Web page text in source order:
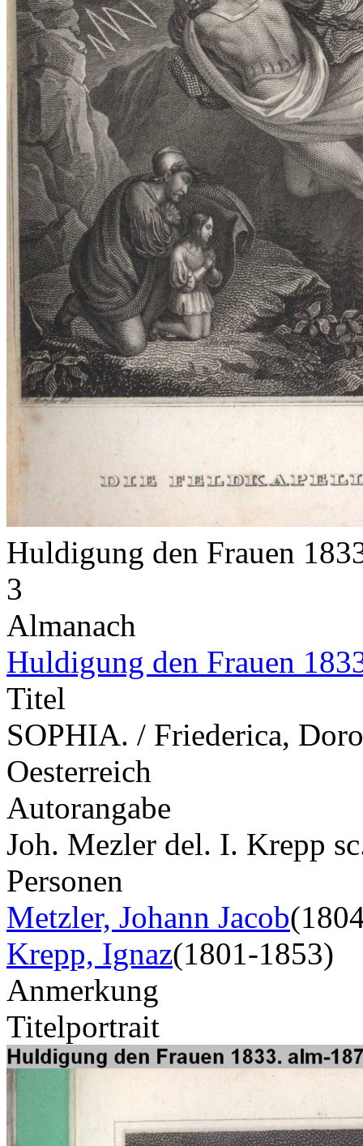
Huldigung den Frauen
3
Almanach
Huldigung den Frauen
Titel
SOPHIA. / Friederica,
Oesterreich
Autorangabe
Joh. Mezler del. I. Krepp
Personen
Metzler, Johann Jacob
Krepp, Ignaz(1801-1853)
Anmerkung
Titelportrait